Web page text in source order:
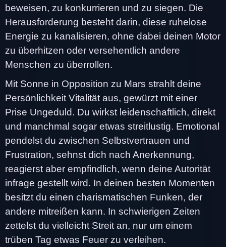
beweisen, zu konkurrieren und zu siegen. Die
Herausforderung besteht darin, diese ruhelose
Energie zu kanalisieren, ohne dabei deinen Motor
zu überhitzen oder versehentlich andere
Menschen zu überrollen.
Mit Sonne in Opposition zu Mars strahlt deine
Persönlichkeit Vitalität aus, gewürzt mit einer
Prise Ungeduld. Du wirkst leidenschaftlich, direkt
und manchmal sogar etwas streitlustig. Emotional
pendelst du zwischen Selbstvertrauen und
Frustration, sehnst dich nach Anerkennung,
reagierst aber empfindlich, wenn deine Autorität
infrage gestellt wird. In deinen besten Momenten
besitzt du einen charismatischen Funken, der
andere mitreißen kann. In schwierigen Zeiten
zettelst du vielleicht Streit an, nur um einem
trüben Tag etwas Feuer zu verleihen.